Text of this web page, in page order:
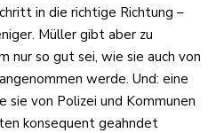
in die richtige Richtung –
Müller gibt aber zu
nur so gut sei, wie sie auch von
werde. Und: eine
sie von Polizei und Kommunen
konsequent geahndet